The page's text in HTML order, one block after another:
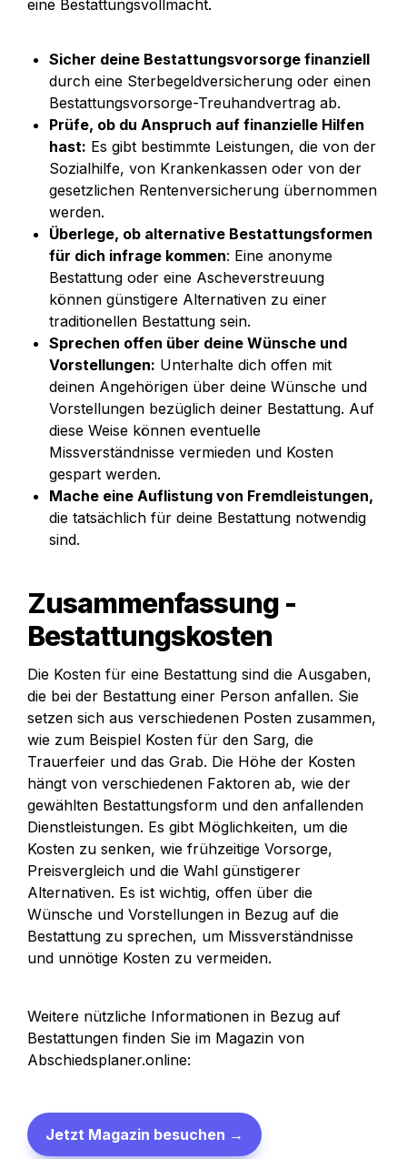
eine Bestattungsvollmacht.
durch eine Sterbegeldversicherung oder einen
Bestattungsvorsorge-Treuhandvertrag ab.
Prüfe, ob du Anspruch auf finanzielle Hilfen
hast: Es gibt bestimmte Leistungen, die von der
Sozialhilfe, von Krankenkassen oder von der
gesetzlichen Rentenversicherung übernommen
werden.
Überlege, ob alternative Bestattungsformen
für dich infrage kommen: Eine anonyme
Bestattung oder eine Ascheverstreuung
können günstigere Alternativen zu einer
traditionellen Bestattung sein.
Sprechen offen über deine Wünsche und
Vorstellungen: Unterhalte dich offen mit
deinen Angehörigen über deine Wünsche und
Vorstellungen bezüglich deiner Bestattung. Auf
diese Weise können eventuelle
Missverständnisse vermieden und Kosten
gespart werden.
Mache eine Auflistung von Fremdleistungen,
die tatsächlich für deine Bestattung notwendig
sind.
Bestattungskosten
Die Kosten für eine Bestattung sind die Ausgaben,
die bei der Bestattung einer Person anfallen. Sie
setzen sich aus verschiedenen Posten zusammen,
wie zum Beispiel Kosten für den Sarg, die
Trauerfeier und das Grab. Die Höhe der Kosten
hängt von verschiedenen Faktoren ab, wie der
gewählten Bestattungsform und den anfallenden
Dienstleistungen. Es gibt Möglichkeiten, um die
Kosten zu senken, wie frühzeitige Vorsorge,
Preisvergleich und die Wahl günstigerer
Alternativen. Es ist wichtig, offen über die
Wünsche und Vorstellungen in Bezug auf die
Bestattung zu sprechen, um Missverständnisse
und unnötige Kosten zu vermeiden.
Weitere nützliche Informationen in Bezug auf
Bestattungen finden Sie im Magazin von
Abschiedsplaner.online:
Jetzt Magazin besuchen →